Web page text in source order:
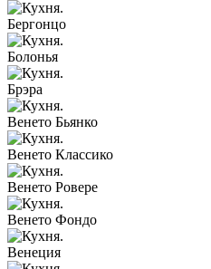
Бергонцо
Болонья
Брэра
Венето Бьянко
Венето Классико
Венето Ровере
Венето Фондо
Венеция